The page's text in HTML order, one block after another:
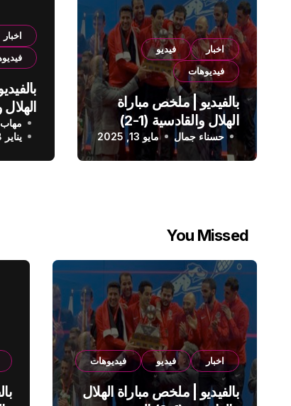
اخبار
فيديو
فيديوهات
بالفيديو | ملخص مباراة
الهلال والقادسية (1-2)
الدوري السعودي
حسناء جمال مايو 13, 2025
اخبار
يناير 28, 2025
You Missed
اخبار فيديو فيديوهات
بالفيديو | ملخص مباراة الهلال